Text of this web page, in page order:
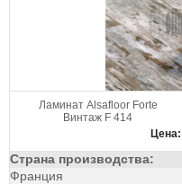
Ламинат Alsafloor Forte
Винтаж F 414
Цена:
Страна производства:
Франция